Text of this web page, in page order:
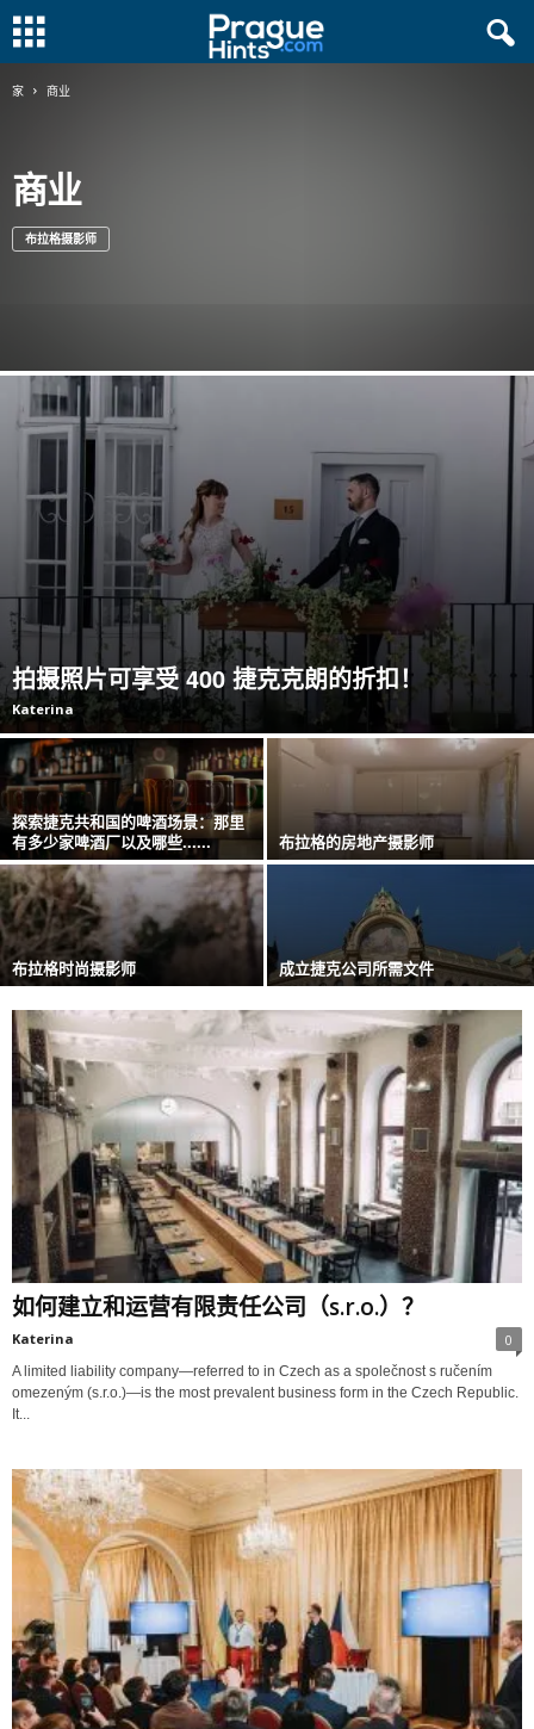
家 商业
商业
布拉格摄影师
拍摄照片可享受 400 捷克克朗的折扣！
Katerina
探索捷克共和国的啤酒场景：那里
有多少家啤酒厂以及哪些......
布拉格的房地产摄影师
布拉格时尚摄影师 成立捷克公司所需文件
如何建立和运营有限责任公司（s.r.o.）？
Katerina 0
A limited liability company—referred to in Czech as a společnost s ručením
omezeným (s.r.o.)—is the most prevalent business form in the Czech Republic.
It...